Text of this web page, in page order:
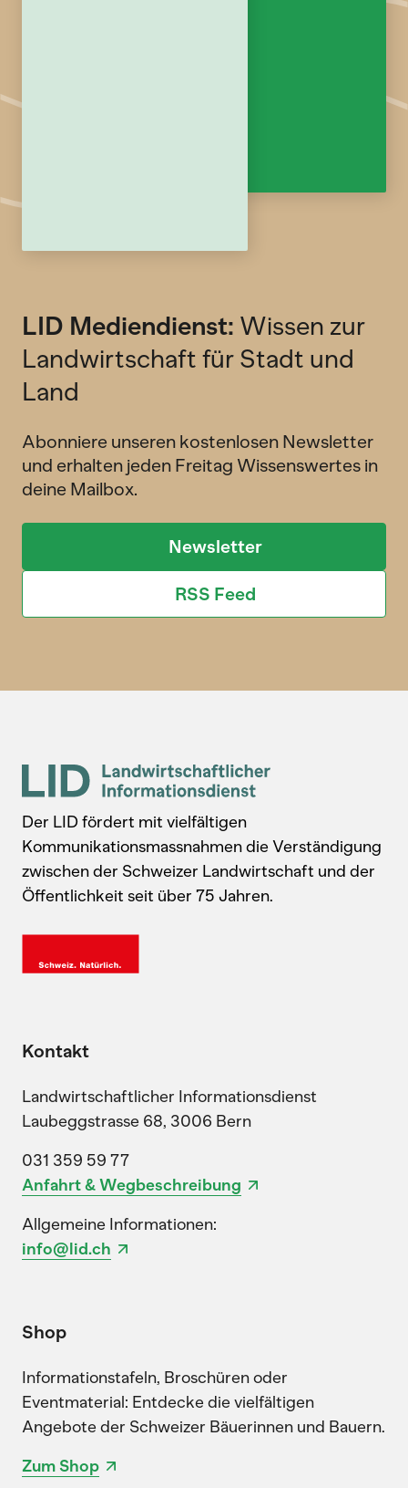
LID Mediendienst: Wissen zur
Landwirtschaft für Stadt und
Land
Abonniere unseren kostenlosen Newsletter
und erhalten jeden Freitag Wissenswertes in
deine Mailbox.
Newsletter
RSS Feed
Der LID fördert mit vielfältigen
Kommunikationsmassnahmen die Verständigung
zwischen der Schweizer Landwirtschaft und der
Öffentlichkeit seit über 75 Jahren.
Kontakt
Landwirtschaftlicher Informationsdienst
Laubeggstrasse 68, 3006 Bern
031 359 59 77
Anfahrt & Wegbeschreibung
Allgemeine Informationen:
info@lid.ch
Shop
Informationstafeln, Broschüren oder
Eventmaterial: Entdecke die vielfältigen
Angebote der Schweizer Bäuerinnen und Bauern.
Zum Shop